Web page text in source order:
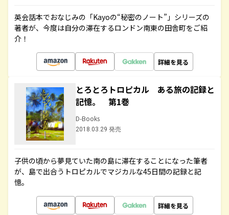
英会話本でおなじみの「Kayoの“秘密のノート”」シリーズの
著者が、今度は自分の滞在するロンドン南東の田舎町をご紹
介！
詳細を見る
とろとろトロピカル ある旅の記録と
記憶。 第1巻
D-Books
2018.03.29 発売
子供の頃から夢見ていた南の島に滞在することになった筆者
が、島で出合うトロピカルでマジカルな45日間の記録と記
憶。
詳細を見る